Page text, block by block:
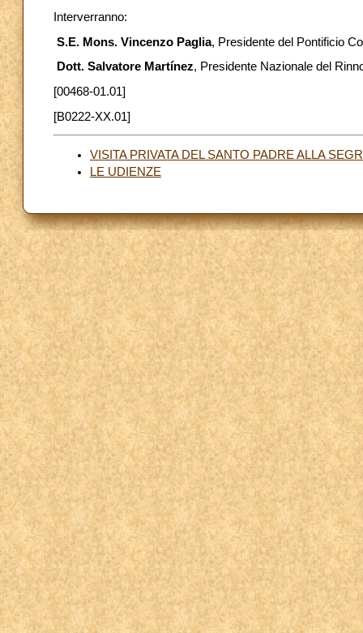
Interverranno:
S.E. Mons. Vincenzo Paglia, Presidente del Pontificio
Dott. Salvatore Martínez, Presidente Nazionale del
[00468-01.01]
[B0222-XX.01]
VISITA PRIVATA DEL SANTO PADRE ALLA
LE UDIENZE